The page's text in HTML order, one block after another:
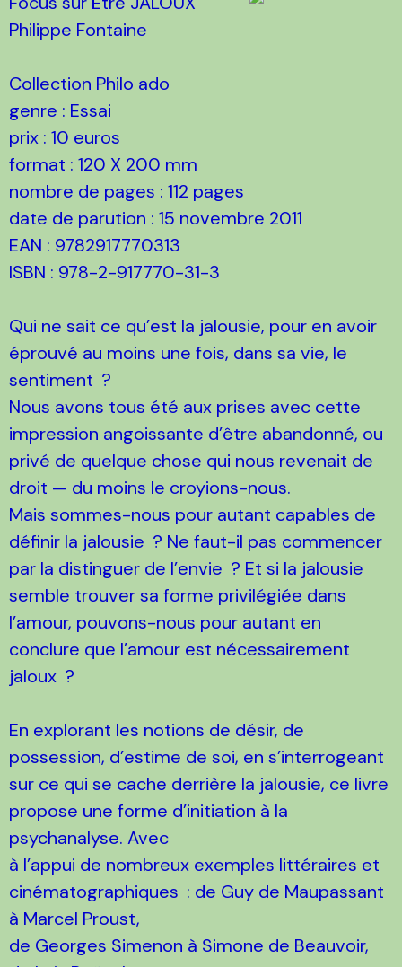
Philippe Fontaine
Collection Philo ado
genre : Essai
prix : 10 euros
format : 120 X 200 mm
nombre de pages : 112 pages
date de parution : 15 novembre 2011
EAN : 9782917770313
ISBN : 978-2-917770-31-3
Qui ne sait ce qu’est la jalousie, pour en avoir
éprouvé au moins une fois, dans sa vie, le
sentiment ?
Nous avons tous été aux prises avec cette
impression angoissante d’être abandonné, ou
privé de quelque chose qui nous revenait de
droit — du moins le croyions-nous.
Mais sommes-nous pour autant capables de
définir la jalousie ? Ne faut-il pas commencer
par la distinguer de l’envie ? Et si la jalousie
semble trouver sa forme privilégiée dans
l’amour, pouvons-nous pour autant en
conclure que l’amour est nécessairement
jaloux ?
En explorant les notions de désir, de
possession, d’estime de soi, en s’interrogeant
sur ce qui se cache derrière la jalousie, ce livre
propose une forme d’initiation à la
psychanalyse. Avec
à l’appui de nombreux exemples littéraires et
cinématographiques : de Guy de Maupassant
à Marcel Proust,
de Georges Simenon à Simone de Beauvoir,